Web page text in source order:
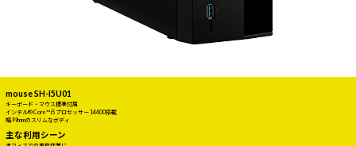
mouse SH-I5U01
キーボード・マウス標準付属
インテル® Core™ i5 プロセッサー 14400搭載
幅99mmのスリムなボディ
主な利用シーン